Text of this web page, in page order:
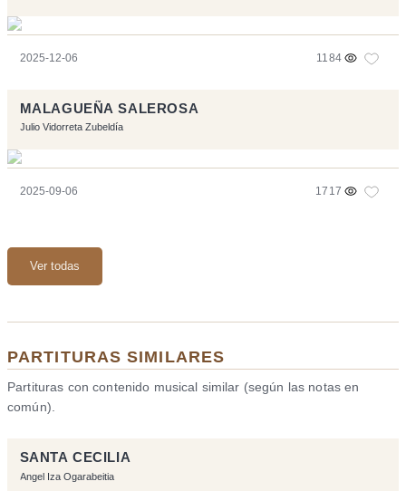
2025-12-06 1184
MALAGUEÑA SALEROSA
Julio Vidorreta Zubeldía
2025-09-06 1717
Ver todas
PARTITURAS SIMILARES
Partituras con contenido musical similar (según las notas en
común).
SANTA CECILIA
Angel Iza Ogarabeitia